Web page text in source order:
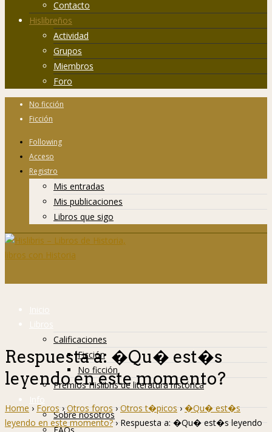
Contacto
Hislibreños
Actividad
Grupos
Miembros
Foro
No ficción
Ficción
Following
Acceso
Registro
Mis entradas
Mis publicaciones
Libros que sigo
Inicio
Libros
Calificaciones
Ficción
No ficción
Premios Hislibris de literatura histórica
Info
Sobre nosotros
Respuesta a: �Qu� est�s
leyendo en este momento?
Home › Foros › Otros foros › Otros t�picos › �Qu� est�s
leyendo en este momento? › Respuesta a: �Qu� est�s leyendo